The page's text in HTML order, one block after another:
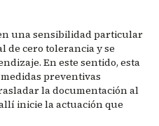
una sensibilidad particular
cero tolerancia y se
En este sentido, esta
preventivas
la documentación al
inicie la actuación que